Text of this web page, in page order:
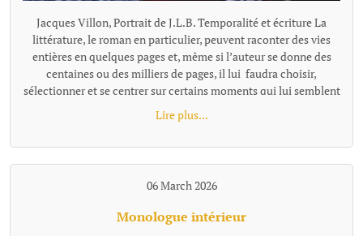
Jacques Villon, Portrait de J.L.B. Temporalité et écriture La littérature, le roman en particulier, peuvent raconter des vies entières en quelques pages et, même si l’auteur se donne des centaines ou des milliers de pages, il lui faudra choisir, sélectionner et se centrer sur certains moments qui lui semblent représentatifs ou nécessaires à son récit. Pour passer de l'un à l'autre de ces temps "racontés", la narration effectue un « saut » et il existe plusieurs façons de le concevoir et de l'articuler au récit, ces différentes options narratives, ces diverses façons de passer d'un temps à l'autre se distinguent notamment par leur rapport au tout, à la totalité de l'histoire, à sa suite temporelle complète. L’ellipse : maintien d’une chronologie lisible Ces sauts, quand ils sont faits en reliant entre eux les moments racontés, s'appellent des ellipses. L'ellipse omet, "saute" une portion de temps, d’action, mais elle le fait dans un cadre temporel qui reste globalement ordonné et repérable. Le texte fournit pour cela des indices (adverbes, dates, saisons, âges des personnages, données temporelles, un court résumé de ce qui s’est passé entretemps etc.) qui indiquent au lecteur la suppression d’un segment de l’histoire et lui permettent de situer mentalement l’ellipse dans une chronologie comme le « Quelques mois plus tard… » de Patrick Modiano dans Rue des boutiques obscures. Même quand l’ellipse est brutale : « Seize ans plus tard. » écrit Victor Hugo, elle sous-entend une temporalité repérable. Les différents moments du texte ainsi réunis par l’ellipse ne sont donc pas des fragments autonomes : ils restent des moments d’une même chaîne causale et chronologique séparés par un moment sous-entendu: le temps manquant existe dans l’histoire, il est évoqué, affirmé comme non raconté. Le lecteur perçoit une continuité partiellement énigmatique ou laissée dans l’ombre, mais encadrée et située clairement. L’ellipse ne fragmente donc pas le texte : elle est un outil qui permet de condenser le récit. Les fragments, des segments autonomes L'ellipse situe l'extrait par rapport à la totalité, au minimum par rapport à l'extrait précédent, comme un morceau d'un puzzle se présente en tant que partie d'un tout. Le fragment refuse cette référence, il se présente comme un tout séparé. Il laisse les moments absents totalement dans l’ombre, sans repère temporel pour les situer les uns par rapport aux autres, le récit n’est plus simplement discontinu, mais fragmenté. Le lien peut être fait, ou pas, par le lecteur, mais la totalité devient une référence floue, très allusive ou indirecte. Il n'y a plus de référence à une temporalité repérable que l'on pourrait reconstituer. Exemple d'écriture fragmentaire hors fiction dans Les Ombres errantes de Pascal Quignard, ouvrage composé d’une succession de fragments méditatifs. « Lire, c’est quitter le monde visible.Celui qui ouvre un livre se retire.Il abandonne le bruit commun pour une voix silencieuse.La lecture est une solitude partagée avec un mort. Dans les livres, les morts parlent aux vivants.La voix qui vient de la page n’appartient plus à personne.Elle a traversé le temps.C’est une parole sauvée de l’oubli. » Exemple dans la fiction dans Les Vagues de Virginia Woolf, ce roman est composé de monologues successifs de différents personnages, sans transition narrative. Chaque prise de parole forme un fragment autonome. Fragment 1 : monologue de Bernard« Les feuilles tombent ; les feuilles tombent sans cesse.J’erre dans les rues de Londres, inventant des histoires.Chaque visage que je croise devient le début d’un récit.Pourtant, au moment où je veux saisir ces histoires, elles s’évanouissent. »Fragment 2 qui enchaine : monologue de Susan« J’aime les champs humides et les odeurs de l’étable.Ici, la terre est solide sous mes pieds.Les villes me troublent ; leurs voix se croisent sans repos.Je préfère le rythme lent des saisons et le pas régulier des bêtes. » L'idée de fragment se retrouve à tous les niveaux du texte : Au niveau d'éléments temporels séparés, non reliés par une ellipse, le fragment concerne la chronologie, le temps est coupé. Il peut être ponctuel, réversible, ou suspendu ; le temps fragmenté ne s’écoule pas vraiment. Au niveau stylistique, la fragmentation se fait essentiellement par des phrases sont juxtaposées. En ce qui concerne la construction globale, la fragmentation se fait au travers de matériaux hétérogènes sans marqueurs logiques ou causaux explicites. Les parties séparées se suivent avec une relation qui peut rester flottante ou associative et qui relève davantage de la résonance, de l’écho, de la juxtaposition, de la variation ou de la contradiction que de la succession ordonnée. Contrairement au montage ou à la construction classique, les fragments ne sont pas nécessairement organisés en système. Le mot qui caractérise le mieux le fragment, c'est l'autonomie. Le fragment est un texte bref mais complet. On parle alors de texte fragmentaire, de narration éclatée, d'écriture discontinue. Dans sa forme la plus radicale (Blanchot, Cioran tardif, certaines proses de Jabès, Handke dans Le Malheur sans désirs, ou encore Pascal Quignard), le fragment ne se situe pas dans une hiérarchie et leur ordre peut être modifié sans détruire l'ensemble ou sans que l'on puisse y voir une faille par rapport à une hiérarchie narrative. Cette déconstruction de l'idée de totalité et d'ordre est parfois désignée comme le « non-lien » ou le « rapport sans rapport » (Blanchot). Le fragment a été inauguré par Friedrich Schlegel et la tradition romantique. « La littérature est le fragment de tous les fragments » a pu écrire Goethe. Le fragment n’est pas un morceau d’un tout, mais une forme ouverte. On peut parler aussi d'une poétique différente de celle de l'ellipse : d'une tentation ou d'une recherche de l’inachèvement. Fragmentation, concentration, condensation L'expression « écriture fragmentaire » peut recouvrir des formes différentes qu'on ne peut simplement assimiler et résumer par l'idée de discontinuité. La « fragmentation » n’est pas un procédé unique, mais une famille de formes de ruptures selon le niveau et le type d'autonomie recherchés. Il faut rappeler que de nombreux textes, notamment contemporains, utilisent à la fois l'ellipse temporelle et une forme de fragmentation dans des orientations multiples. La frontière ellipse / fragment (et c'est le propre de toute notion littéraire, nous ne sommes pas en mathématique...) devient parfois poreuse. On peut citer dans le domaine poétique René Char avec des fragments très autonomes, mais parfois une thématique de la Résistance ou une chronologie émotionnelle diffuse les relie subtilement. Et dans l'autofiction : Annie Ernaux, dans certains livres comme Les Années, mélange écriture fragmentaire et ellipses temporelles très marquées avec une chronologie historique quand même lisible. Notons égalment que l'écriture fragmentaire peut aussi se marquer, non par l'absence de repère mais par une proportion texte/totalité. Raconter une existence humaine en quelques paragraphes séparés, même avec quelques indications, procède du fragment. Trop de choses manquent pour que la perception de la discontinuité, du vide, ne prime pas sur celle d'une totalité. On peut placer dans cette catégorie le livre «Roland Barthes par Roland Barthes », une biographie que l'auteur veiut "éclatée" en chapitres comment autant de fragments de vie avec comme incipit, par exemple : Au moment du premier cri… Au tableau noir… La première fois qu…. A trente ans… La dernière fois qu… A son dernier instant… Les repères temporels sont là, mais la chronologie complète s'estompe au profit d'instantanés qui, certes renvoie à l'idée de biographie, mais celle-ci, largement absente, ne peut qu'être très partiellement reconstituée. Beaucoup de textes ne sont pas fragmentés au sens de complètement décousus et composés de morceaux sans liens explicites, mais la façon de raconter par de menus éléments, des micro scènes pour évoquer un temps très long, laissant tout le reste dans l'ombre sont tellement concentrés, condensés qu'ils donnent une impression de fragmentation malgré les ellipses et repères. Exemple d' écriture ellpitique, concentrée jusqu'au fragmentaire et pourtant très évocatrice : "À dix-huit ans, Pierre quitta la maison campagnarde où il était né. Au moment précis où il s’en alla, sa vieille mère infirme était dans Ie lit de la chambre bleue dans laquelle il y avait le daguerréotype de son père, des plumes de paon dans un vase, et une pendule représentant Paul et Virginie, et qui indiquait trois heures. Dans la cour, sous le figuier, son grand-père se reposait. Dans le jardin, il y avait sa fiancée, des roses et des poiriers luisants. Pierre alla gagner sa vie, dans un pays où il y avait des nègres, des perroquets, des caoutchoucs, de la mélasse, des fièvres et des serpents. Il y demeura trente ans. Au moment précis où il revint dans la maison campagnarde où il était né, la chambre bleue était devenue blanche, sa mère reposait au sein de Dieu, Ie portrait de son père n’était plus là, et les plumes du paon et le vase avaient disparu. Un objet quelconque remplaçait la pendule. Dans la cour, sous le figuier où son défunt grand-père se reposa, il y avait des écuelles cassées et une pauvre poule malade. Dans le jardin de roses et de poiriers luisants où fut sa fiancée, iI y avait une vieille dame. L’histoire ne dit pas qui elle était." Francis Jammes, Le Roman du lièvre (1922) Fragmentation, continuité... modernité ? Au-delà du constat et de la nécessaire définition des termes, le choix de la fragmentation, par opposition à la continuité et sa construction, est une manière de se positionner par rapport à des questionnements de notre époque. La pratique du fragment correspond à un désir de coller ou d'exprimer sa dimension nettement discontinue, fragmentée, mais aussi, plus largement, de se placer dans u
Lire plus...
06 March 2026
Monologue intérieur